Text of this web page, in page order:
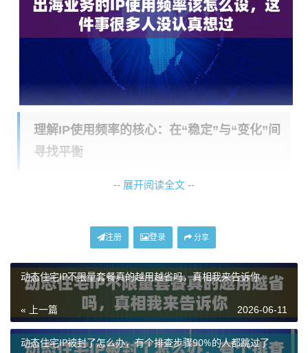
理解IP使用频率的核心：在“稳定”与“变化”间
寻找平衡
IP使用频率并非一个固定值，它本质上是业务需求与目
更换IP）可能被识别为异常行为；频率过低（一个IP使用
过久），则可能因IP被其他用户滥用而“连坐”，或无法模
拟真实用户行为。关键在于，你需要根据业务场景，
主
动地、有策略地管理这种“变化”，而不是被动地接受随
机分配。
以神龙海外动态IP为例，其动态住宅IP套餐允许用户在1
-- 展开阅读全文 --
注册 登录 分享
动态住宅IP不限量套餐真的越用越省吗，真相我来告诉你
« 上一篇 2026-06-11
动态住宅IP被封了怎么办，有个排查步骤90%的人都跳过了